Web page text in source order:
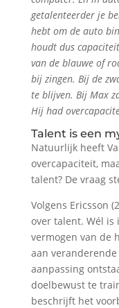
getalenteerder je
hebt om de auto
houdt dus
van de blauwe of
bij zingen. Bij de
te blijven. Bij Max
Hij had
Talent is een
Natuurlijk heeft
overcapaciteit,
talent? De vraag
Volgens Ericsson
over talent. Wél is
vermogen van de
aan
aanpassing
doelbewust te
beschrijft het